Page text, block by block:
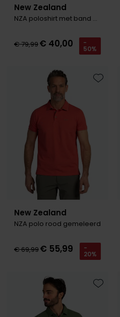
New Zealand
NZA poloshirt met band Sergio beige
€ 79,99€ 40,00 -
50%
New Zealand
NZA polo rood gemeleerd
€ 69,99€ 55,99 -
20%